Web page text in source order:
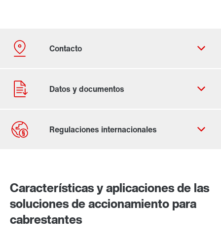
Características y aplicaciones de las
soluciones de accionamiento para
cabrestantes